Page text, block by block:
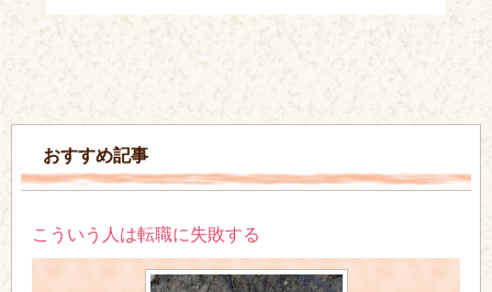
おすすめ記事
こういう人は転職に失敗する